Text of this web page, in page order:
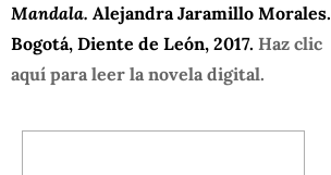
Mandala. Alejandra Jaramillo Morales.
Bogotá, Diente de León, 2017. Haz clic
aquí para leer la novela digital.